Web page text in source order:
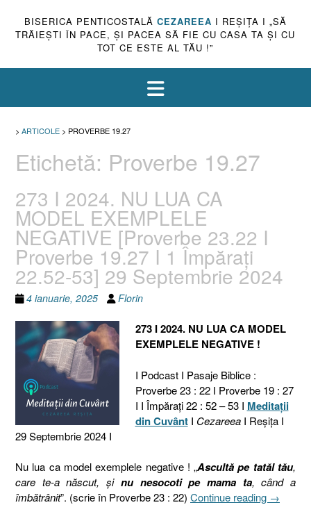
BISERICA PENTICOSTALĂ CEZAREEA I REŞIŢA I „SĂ
TRĂIEŞTI ÎN PACE, ŞI PACEA SĂ FIE CU CASA TA ŞI CU
TOT CE ESTE AL TĂU !”
> ARTICOLE > PROVERBE 19.27
Etichetă: Proverbe 19.27
273 I 2024. NU LUA CA
MODEL EXEMPLELE
NEGATIVE [Proverbe 23.22 I
Proverbe 19.27 I 1 Împărați
22.52-53] 29 Septembrie 2024
4 ianuarie, 2025 Florin
273 I 2024. NU LUA CA MODEL
EXEMPLELE NEGATIVE !
I Podcast I Pasaje Biblice :
Proverbe 23 : 22 I Proverbe 19 : 27
I I Împărați 22 : 52 – 53 I Meditaţii
din CuvântI CezareeaI Reşiţa I
29 Septembrie 2024 I
Nu lua ca model exemplele negative ! „Ascultă pe tatăl tău,
care te-a născut, şi nu nesocoti pe mama ta, când a
îmbătrânit”. (scrie în Proverbe 23 : 22) Continue reading „273
→